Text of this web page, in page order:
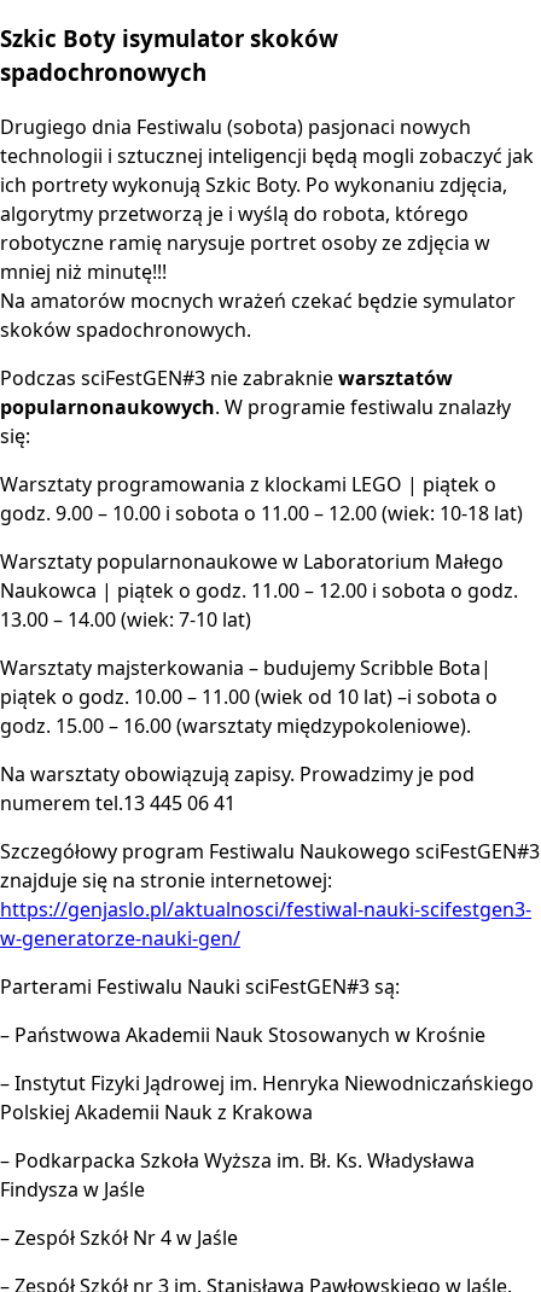
Szkic Boty isymulator skoków
spadochronowych
Drugiego dnia Festiwalu (sobota) pasjonaci nowych
technologii i sztucznej inteligencji będą mogli zobaczyć jak
ich portrety wykonują Szkic Boty. Po wykonaniu zdjęcia,
algorytmy przetworzą je i wyślą do robota, którego
robotyczne ramię narysuje portret osoby ze zdjęcia w
mniej niż minutę!!!
Na amatorów mocnych wrażeń czekać będzie symulator
skoków spadochronowych.
Podczas sciFestGEN#3 nie zabrakniewarsztatów
popularnonaukowych. W programie festiwalu znalazły
się:
Warsztaty programowania z klockami LEGO | piątek o
godz. 9.00 – 10.00 i sobota o 11.00 – 12.00 (wiek: 10-18 lat)
Warsztaty popularnonaukowe w Laboratorium Małego
Naukowca | piątek o godz. 11.00 – 12.00 i sobota o godz.
13.00 – 14.00 (wiek: 7-10 lat)
Warsztaty majsterkowania – budujemy Scribble Bota|
piątek o godz. 10.00 – 11.00 (wiek od 10 lat) –i sobota o
godz. 15.00 – 16.00 (warsztaty międzypokoleniowe).
Na warsztaty obowiązują zapisy. Prowadzimy je pod
numerem tel.13 445 06 41
Szczegółowy program Festiwalu Naukowego sciFestGEN#3
znajduje się na stronie internetowej:
https://genjaslo.pl/aktualnosci/festiwal-nauki-scifestgen3-
w-generatorze-nauki-gen/
Parterami Festiwalu Nauki sciFestGEN#3 są:
– Państwowa Akademii Nauk Stosowanych w Krośnie
– Instytut Fizyki Jądrowej im. Henryka Niewodniczańskiego
Polskiej Akademii Nauk z Krakowa
– Podkarpacka Szkoła Wyższa im. Bł. Ks. Władysława
Findysza w Jaśle
– Zespół Szkół Nr 4 w Jaśle
– Zespół Szkół nr 3 im. Stanisława Pawłowskiego w Jaśle.